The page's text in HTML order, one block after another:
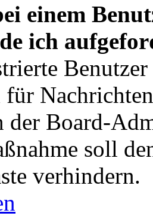
einem
ich
der Board-
soll
verhindern.